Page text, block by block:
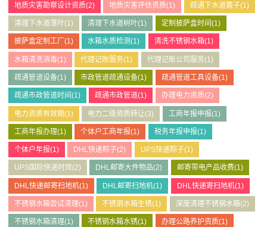
地质灾害勘察设计资质(2) 地质灾害评估资质(1) 疏通下水道篦子(1)
清理下水道落叶(1) 清理下水道树叶(1) 定制披萨盒时间 (1)
披萨盒定制工厂 (1) 水箱水质检测(1) 清洗不锈钢水箱(1)
水箱清洗消毒(1) 代理记账服务(1) 代理记账公司服务(1)
疏通管道设备(1) 市政管道疏通设备(1) 疏通管道工具设备(1)
疏通市政管道时间 (1) 疏通市政管道(1) 办理电力资质(2)
电力资质有效期(1) 电力二级资质转让(3) 工商年报申报(1)
工商年报办理(1) 个体户工商年报(1) 税务年报申报(1)
个体户年报(1) DHL快递粽子(2) UPS快递粽子(1)
UPS国际快递时效(2) DHL邮寄大件物品(2) 邮寄带电产品收费(1)
DHL快递邮寄扫地机(1) DHL邮寄扫地机(1) DHL快递寄扫地机(1)
不锈钢水箱尝试清理(1) 不锈钢水箱生锈(1) 深度清理不锈钢水箱(2)
不锈钢水箱清理(1) 不锈钢水箱水锈(1) 办理公路养护资质(1)